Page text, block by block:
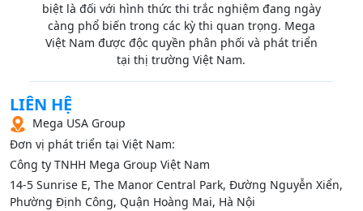
biệt là đối với hình thức thi trắc nghiệm đang ngày
càng phổ biến trong các kỳ thi quan trọng. Mega
Việt Nam được độc quyền phân phối và phát triển
tại thị trường Việt Nam.
LIÊN HỆ
Mega USA Group
Đơn vị phát triển tại Việt Nam:
Công ty TNHH Mega Group Việt Nam
14‑5 Sunrise E, The Manor Central Park, Đường Nguyễn Xiển,
Phường Định Công, Quận Hoàng Mai, Hà Nội